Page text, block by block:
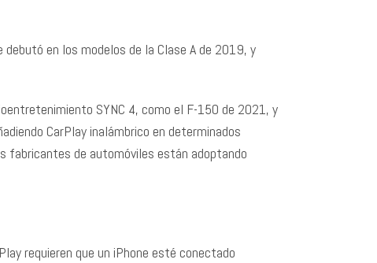
en los modelos de la Clase A de 2019, y
SYNC 4, como el F-150 de 2021, y
CarPlay inalámbrico en determinados
fabricantes de automóviles están adoptando
requieren que un iPhone esté conectado